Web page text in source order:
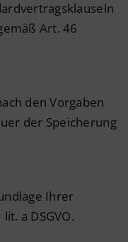
Art. 46
den Vorgaben
der Speicherung
Ihrer
a DSGVO.